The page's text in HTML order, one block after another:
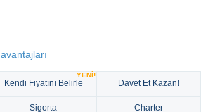
avantajları
Kendi Fiyatını Belirle
YENİ!
Davet Et Kazan!
Sigorta Charter